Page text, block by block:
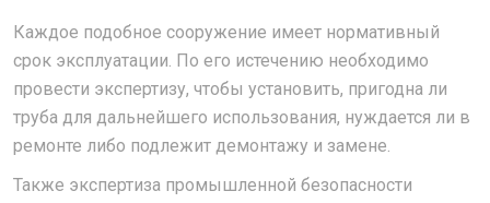
Каждое подобное сооружение имеет нормативный
срок эксплуатации. По его истечению необходимо
провести экспертизу, чтобы установить, пригодна ли
труба для дальнейшего использования, нуждается ли в
ремонте либо подлежит демонтажу и замене.
Также экспертиза промышленной безопасности